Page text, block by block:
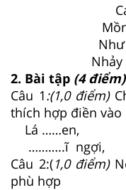
2. Bài tập (4 điểm)
Câu 1:(1,0 điểm)
thích hợp điền vào
Lá
………..ĩ
Câu 2:(1,0 điểm)
phù hợp